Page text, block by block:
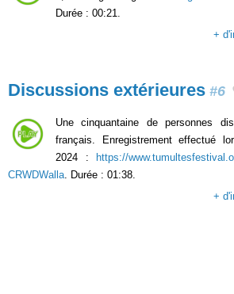
Durée : 00:21.
+
Discussions extérieures #6
Une cinquantaine de personnes
français. Enregistrement effectué
2024 :
https://
CRWDWalla. Durée : 01:38.
+